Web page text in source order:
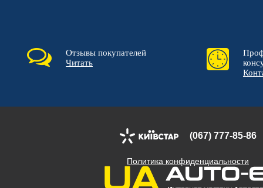
Отзывы покупателей
Читать
(067) 777-85-86
Политика конфиденциальности